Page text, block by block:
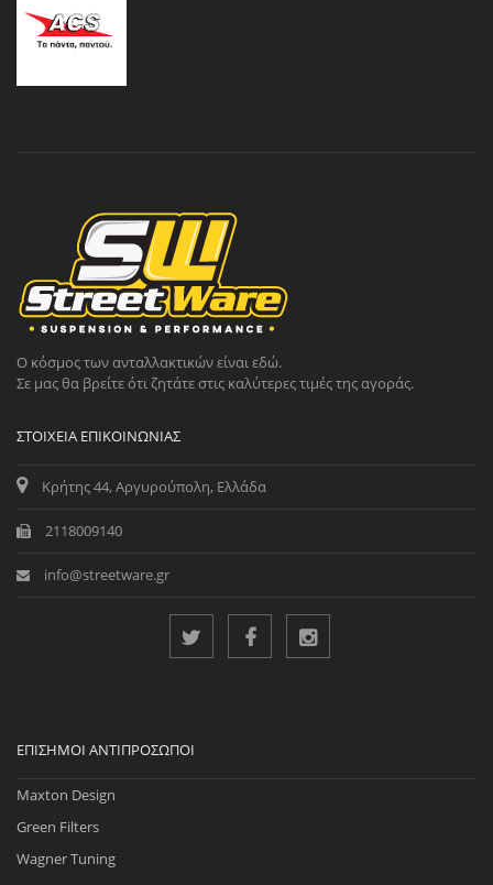
Ο κόσμος των ανταλλακτικών είναι εδώ.
Σε μας θα βρείτε ότι ζητάτε στις καλύτερες τιμές της αγοράς.
ΣΤΟΙΧΕΊΑ ΕΠΙΚΟΙΝΩΝΊΑΣ
Κρήτης 44, Αργυρούπολη, Ελλάδα
2118009140
info@streetware.gr
ΕΠΊΣΗΜΟΙ ΑΝΤΙΠΡΌΣΩΠΟΙ
Maxton Design
Green Filters
Wagner Tuning